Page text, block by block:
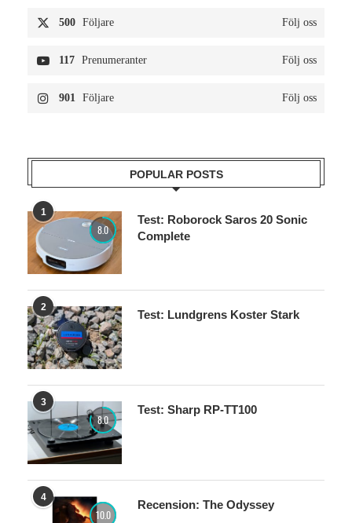
500 Följare Följ oss
117 Prenumeranter Följ oss
901 Följare Följ oss
POPULAR POSTS
1
8.0
Test: Roborock Saros 20 Sonic
Complete
2
Test: Lundgrens Koster Stark
3
8.0
Test: Sharp RP-TT100
4
10.0
Recension: The Odyssey